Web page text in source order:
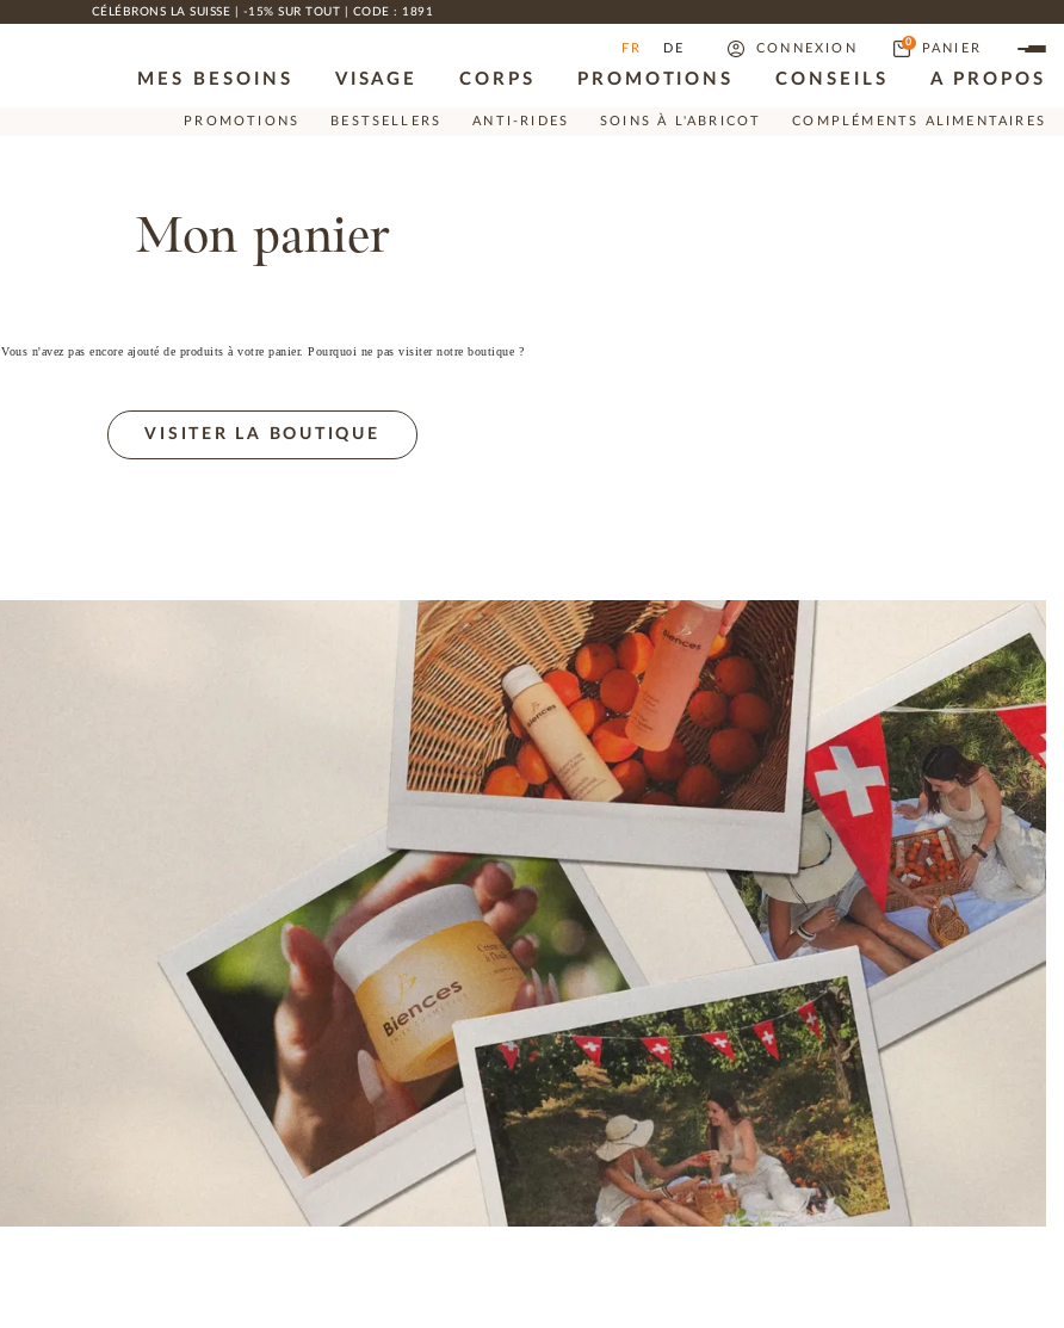
CÉLÉBRONS LA SUISSE | -15% SUR TOUT | CODE : 1891
FR DE CONNEXION 0 PANIER
MES BESOINS VISAGE CORPS PROMOTIONS CONSEILS A PROPOS
PROMOTIONS BESTSELLERS ANTI-RIDES SOINS À L'ABRICOT COMPLÉMENTS ALIMENTAIRES
Mon panier
Vous n'avez pas encore ajouté de produits à votre panier. Pourquoi ne pas visiter notre boutique ?
VISITER LA BOUTIQUE